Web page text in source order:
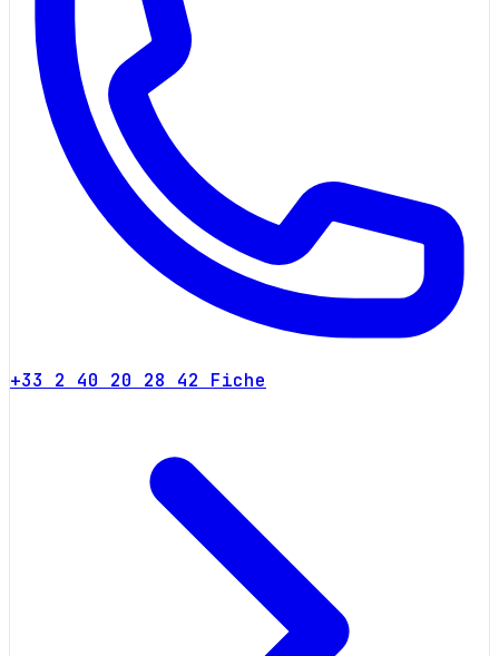
+33 2 40 20 28 42 Fiche